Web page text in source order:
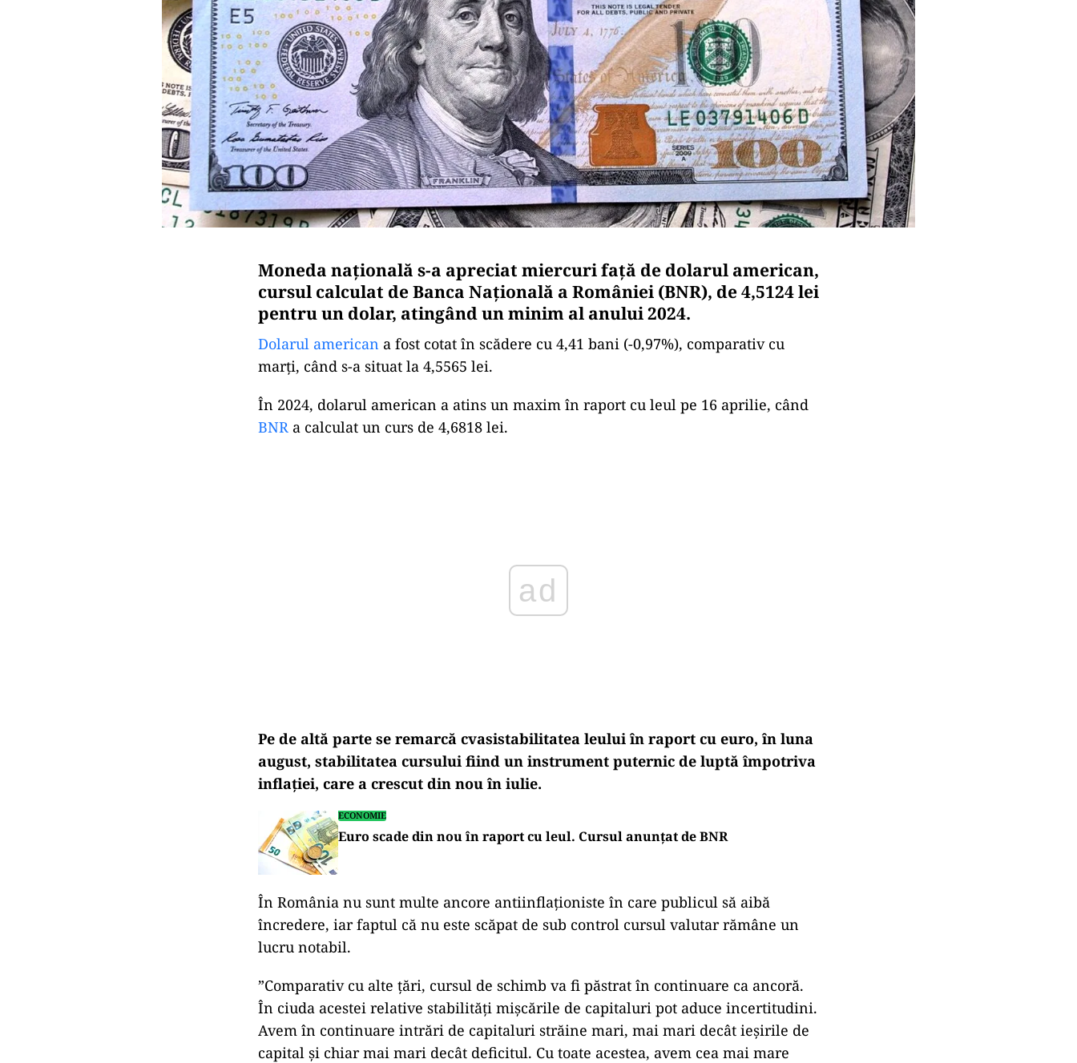
Moneda naţională s-a apreciat miercuri faţă de dolarul american,
cursul calculat de Banca Naţională a României (BNR), de 4,5124 lei
pentru un dolar, atingând un minim al anului 2024.
Dolarul american a fost cotat în scădere cu 4,41 bani (-0,97%), comparativ cu
marţi, când s-a situat la 4,5565 lei.
În 2024, dolarul american a atins un maxim în raport cu leul pe 16 aprilie, când
BNR a calculat un curs de 4,6818 lei.
Pe de altă parte se remarcă cvasistabilitatea leului în raport cu euro, în luna
august, stabilitatea cursului fiind un instrument puternic de luptă împotriva
inflaţiei, care a crescut din nou în iulie.
ECONOMIE
Euro scade din nou în raport cu leul. Cursul anunțat de BNR
În România nu sunt multe ancore antiinflaţioniste în care publicul să aibă
încredere, iar faptul că nu este scăpat de sub control cursul valutar rămâne un
lucru notabil.
”Comparativ cu alte ţări, cursul de schimb va fi păstrat în continuare ca ancoră.
În ciuda acestei relative stabilităţi mişcările de capitaluri pot aduce incertitudini.
Avem în continuare intrări de capitaluri străine mari, mai mari decât ieşirile de
capital şi chiar mai mari decât deficitul. Cu toate acestea, avem cea mai mare